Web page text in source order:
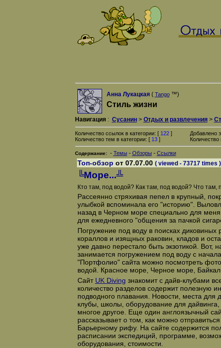
Анна Лукацкая( Tango™)
Стиль жизни
Навигация: Сусанин> Отдых и развлечения>
Количество ссылок в категории: [ 122]
Количество тем в категории: [ 13]
Добавлено
Содержание: - Темы - Обзоры - Ссылки
Топ-обзор от 07.07.00 ( viewed - 73717 times )
╚Море...╩
Кто там, под водой? Как там, под водой? Что там,
Рассеянно стряхивая пепел в крупный,
улыбкой вспоминала его "историю".
назад в Черном море специально для
для ежедневного "общения за пачкой
Погружение под воду в поисках диковиных
кораллов и изящных раковин, кладов и
уже давно перестало быть экзотикой. Вот,
занимается погружением под воду с
"Портфолио" сайта можно посмотреть
водой. Красное море, Черное море,
Сайт UK Diving знакомит с дайв-клубами
количество разделов содержит полезную
подводного плавания. Новости, места для
клубы, школы, оборудование для
многое другое. Еще один англоязычный
рассказывает о том, как можно
Барьерному рифу. На сайте содержится
расписании экспедиций, программе,
оборудования, стоимости.